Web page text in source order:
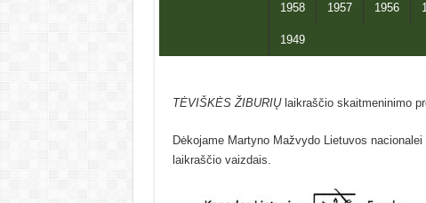
1958 1957 1956
1949
TĖVIŠKĖS ŽIBURIŲlaikraščio skaitmeninimo
Dėkojame Martyno Mažvydo Lietuvos
laikraščio vaizdais.